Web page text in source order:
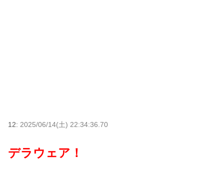
12: 2025/06/14(土) 22:34:36.70
デラウェア！